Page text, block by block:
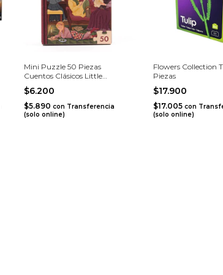
Mini Puzzle 50 Piezas
Cuentos Clásicos Little
Women
$6.200
$5.890 con Transferencia
(solo online)
Flowers Collection
Piezas
$17.900
$17.005 con
(solo online)